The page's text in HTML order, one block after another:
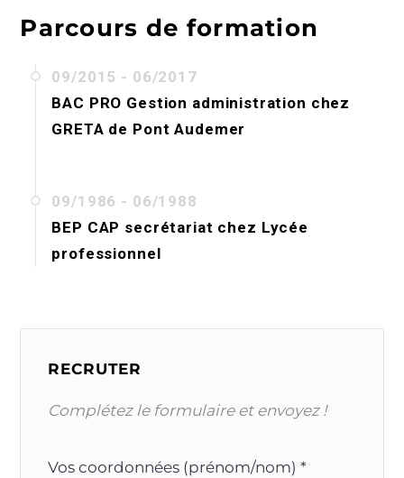
Parcours de formation
09/2015 - 06/2017
BAC PRO Gestion administration chez
GRETA de Pont Audemer
09/1986 - 06/1988
BEP CAP secrétariat chez Lycée
professionnel
RECRUTER
Complétez le formulaire et envoyez !
Vos coordonnées (prénom/nom) *